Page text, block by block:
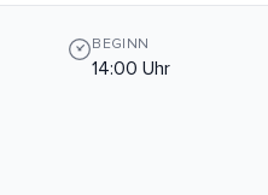
BEGINN
14:00 Uhr